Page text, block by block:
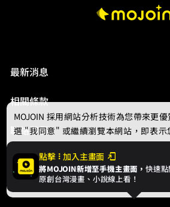
最新消息
相關條款
聯絡我們
© 2024 gamania Digital
點擊 加入主畫面
將MOJOIN新增至手機主畫面，快速點
原創台灣漫畫、小說線上看！
MOJOIN 採用網站分析技術為您帶來更
選 "我同意" 或繼續瀏覽本網站，即表示
Cookie，欲瞭解更多資訊請見隱私權政策
我同意